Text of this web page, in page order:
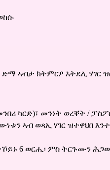
ድማ ኣብታ ክትምርዖ እትደሊ ሃገር
ካርድ)፣ መንነት ወረቐት /
ኣብ ወጻኢ ሃገር ዝተዋህበ
6 ወርሒ፡ ምስ ትርጉሙን